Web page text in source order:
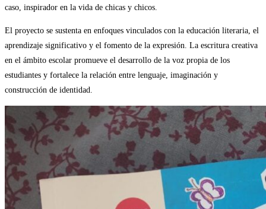
caso, inspirador en la vida de chicas y chicos.
El proyecto se sustenta en enfoques vinculados con la educación literaria, el
aprendizaje significativo y el fomento de la expresión. La escritura creativa
en el ámbito escolar promueve el desarrollo de la voz propia de los
estudiantes y fortalece la relación entre lenguaje, imaginación y
construcción de identidad.